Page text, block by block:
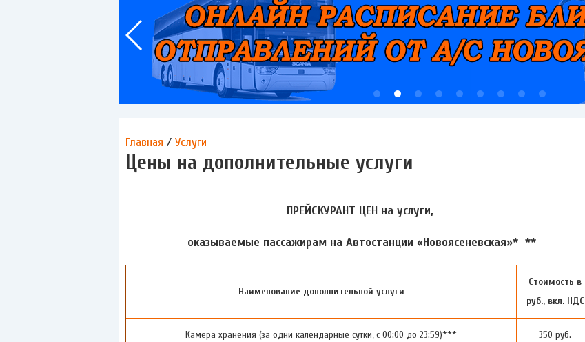
Главная / Услуги
Цены на дополнительные услуги
ПРЕЙСКУРАНТ ЦЕН на услуги,
оказываемые пассажирам на Автостанции «Новоясеневская»* **
Наименование дополнительной услуги
Стоимость в
руб., вкл. НДС
Камера хранения (за одни календарные сутки, с 00:00 до 23:59)*** 350 руб.